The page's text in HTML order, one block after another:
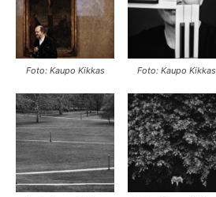
Foto: Kaupo Kikkas Foto: Kaupo Kikkas